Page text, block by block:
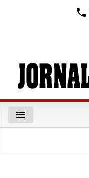
phone
menu